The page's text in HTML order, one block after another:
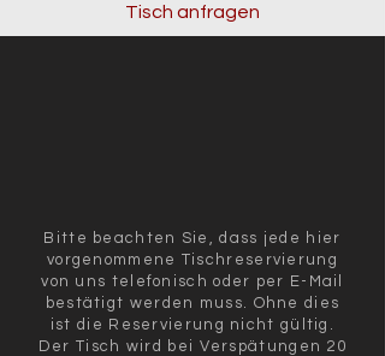
Bitte beachten Sie, dass jede hier
vorgenommene Tischreservierung
von uns telefonisch oder per E-Mail
bestätigt werden muss. Ohne dies
ist die Reservierung nicht gültig.
Der Tisch wird bei Verspätungen 20
Tisch anfragen